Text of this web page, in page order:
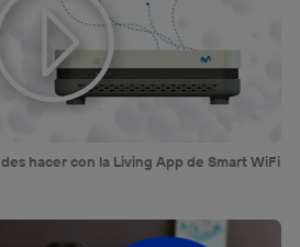
hacer con la Living App de Smart WiFi